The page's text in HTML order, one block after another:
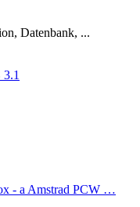
Datenbank, ...
3.1
- a Amstrad PCW …